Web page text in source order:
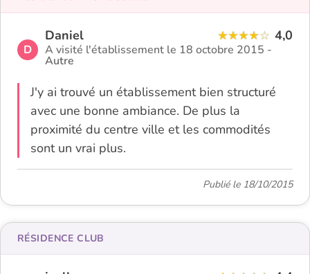
D
Daniel 4,0
A visité l'établissement le 18 octobre 2015 -
Autre
J'y ai trouvé un établissement bien structuré
avec une bonne ambiance. De plus la
proximité du centre ville et les commodités
sont un vrai plus.
Publié le 18/10/2015
RÉSIDENCE CLUB